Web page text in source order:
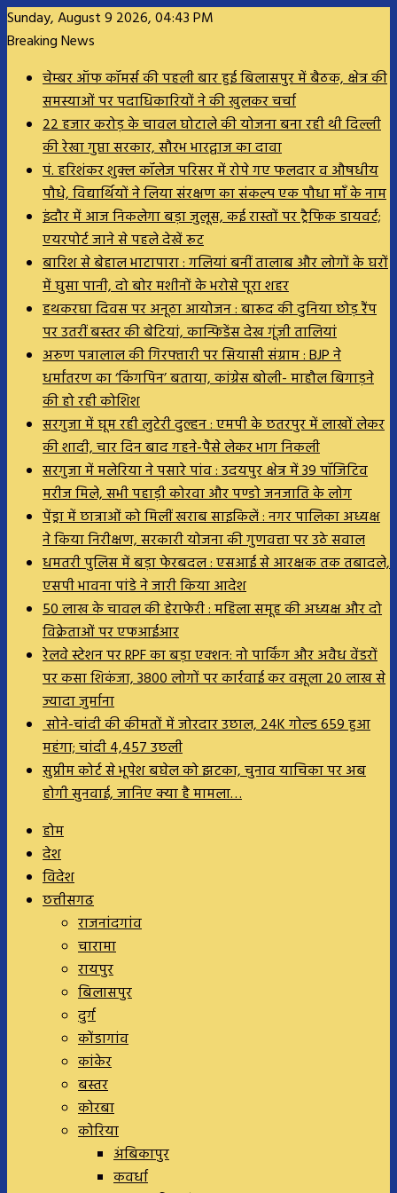
Sunday, August 9 2026, 04:43 PM
Breaking News
चेम्बर ऑफ कॉमर्स की पहली बार हुई बिलासपुर में बैठक, क्षेत्र की
समस्याओं पर पदाधिकारियों ने की खुलकर चर्चा
22 हजार करोड़ के चावल घोटाले की योजना बना रही थी दिल्ली
की रेखा गुप्ता सरकार, सौरभ भारद्वाज का दावा
पं. हरिशंकर शुक्ल कॉलेज परिसर में रोपे गए फलदार व औषधीय
पौधे, विद्यार्थियों ने लिया संरक्षण का संकल्प एक पौधा माँ के नाम
इंदौर में आज निकलेगा बड़ा जुलूस, कई रास्तों पर ट्रैफिक डायवर्ट;
एयरपोर्ट जाने से पहले देखें रूट
बारिश से बेहाल भाटापारा : गलियां बनीं तालाब और लोगों के घरों
में घुसा पानी, दो बोर मशीनों के भरोसे पूरा शहर
हथकरघा दिवस पर अनूठा आयोजन : बारूद की दुनिया छोड़ रैंप
पर उतरीं बस्तर की बेटियां, कान्फिडेंस देख गूंजी तालियां
अरुण पन्नालाल की गिरफ्तारी पर सियासी संग्राम : BJP ने
धर्मांतरण का ‘किंगपिन’ बताया, कांग्रेस बोली- माहौल बिगाड़ने
की हो रही कोशिश
सरगुजा में घूम रही लुटेरी दुल्हन : एमपी के छतरपुर में लाखों लेकर
की शादी, चार दिन बाद गहने-पैसे लेकर भाग निकली
सरगुजा में मलेरिया ने पसारे पांव : उदयपुर क्षेत्र में 39 पॉजिटिव
मरीज मिले, सभी पहाड़ी कोरवा और पण्डो जनजाति के लोग
पेंड्रा में छात्राओं को मिलीं खराब साइकिलें : नगर पालिका अध्यक्ष
ने किया निरीक्षण, सरकारी योजना की गुणवत्ता पर उठे सवाल
धमतरी पुलिस में बड़ा फेरबदल : एसआई से आरक्षक तक तबादले,
एसपी भावना पांडे ने जारी किया आदेश
50 लाख के चावल की हेराफेरी : महिला समूह की अध्यक्ष और दो
विक्रेताओं पर एफआईआर
रेलवे स्टेशन पर RPF का बड़ा एक्शन: नो पार्किंग और अवैध वेंडरों
पर कसा शिकंजा, 3800 लोगों पर कार्रवाई कर वसूला 20 लाख से
ज्यादा जुर्माना
सोने-चांदी की कीमतों में जोरदार उछाल, 24K गोल्ड ₹659 हुआ
महंगा; चांदी ₹4,457 उछली
सुप्रीम कोर्ट से भूपेश बघेल को झटका, चुनाव याचिका पर अब
होगी सुनवाई, जानिए क्या है मामला…
होम
देश
विदेश
छत्तीसगढ
राजनांदगांव
चारामा
रायपुर
बिलासपुर
दुर्ग
कोंडागांव
कांकेर
बस्तर
कोरबा
कोरिया
अंबिकापुर
कवर्धा